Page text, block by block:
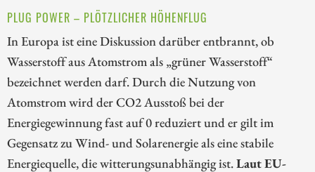
PLUG POWER – PLÖTZLICHER HÖHENFLUG
In Europa ist eine Diskussion darüber entbrannt, ob
Wasserstoff aus Atomstrom als „grüner Wasserstoff“
bezeichnet werden darf. Durch die Nutzung von
Atomstrom wird der CO2 Ausstoß bei der
Energiegewinnung fast auf 0 reduziert und er gilt im
Gegensatz zu Wind- und Solarenergie als eine stabile
Energiequelle, die witterungsunabhängig ist.Laut EU-